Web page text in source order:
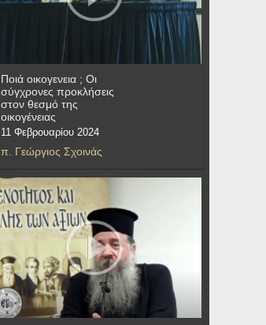
Ποιά οικογενεια ; Οι
σύγχρονες προκλήσεις
στον θεσμό της
οικογένειας
11 Φεβρουαρίου 2024
π. Γεώργιος Σχοινάς